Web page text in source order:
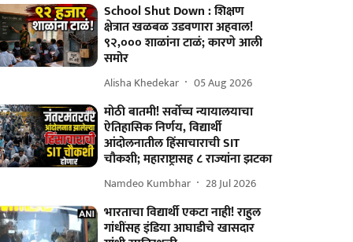
School Shut Down : शिक्षण
क्षेत्रात खळबळ उडवणारा अहवाल!
९२,००० शाळांना टाळं; कारणे आली
समोर
Alisha Khedekar 05 Aug 2026
मोठी बातमी! सर्वोच्च न्यायालयाचा
ऐतिहासिक निर्णय, विद्यार्थी
आंदोलनातील हिंसाचाराची SIT
चौकशी; महाराष्ट्रासह ८ राज्यांना झटका
Namdeo Kumbhar 28 Jul 2026
भारताचा विद्यार्थी एकटा नाही! राहुल
गांधींसह इंडिया आघाडीचे खासदार